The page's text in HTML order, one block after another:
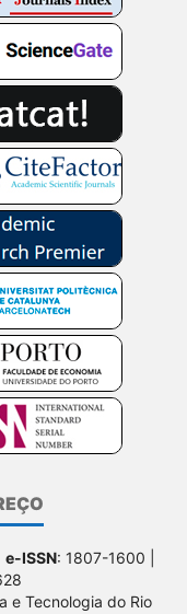
e-ISSN: 1807-1600 |
e Tecnologia do Rio